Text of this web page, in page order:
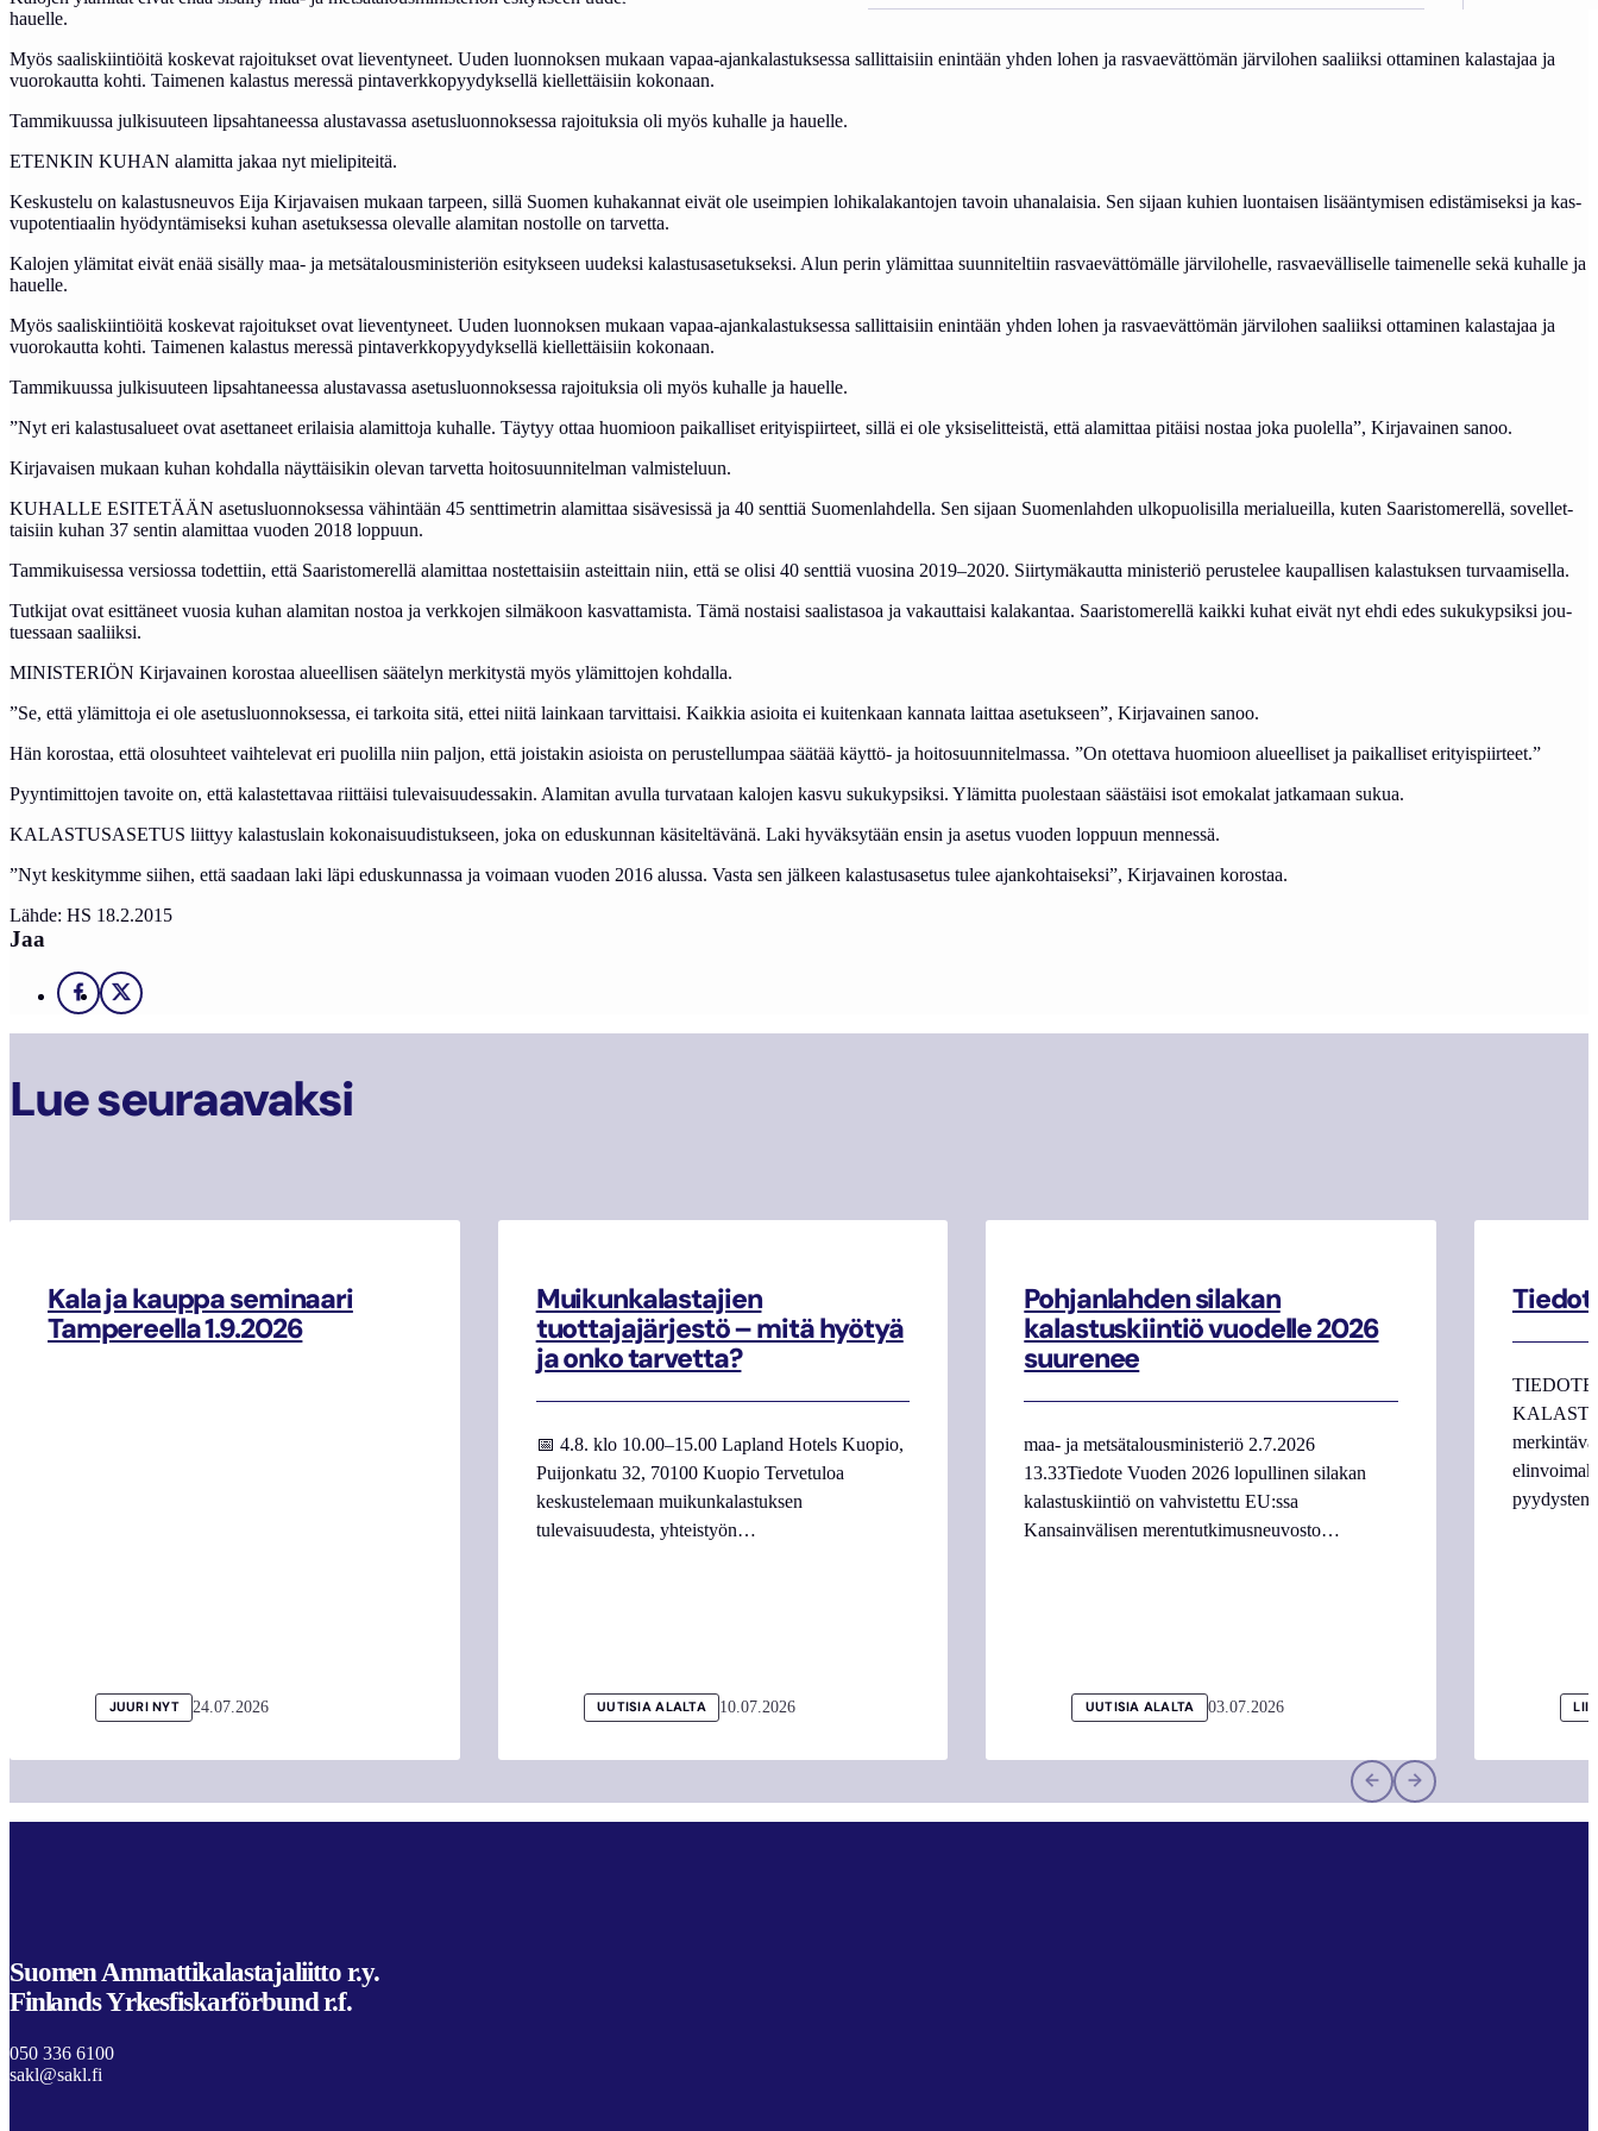
hauel­le.
Myös saa­lis­kiin­tiöi­tä kos­ke­vat ra­joi­tuk­set ovat lie­ven­ty­neet. Uu­den luon­nok­sen mu­kaan va­paa-ajan­ka­las­tuk­ses­sa sal­lit­tai­siin enin­tään yh­den lo­hen ja ras­va­evät­tö­män jär­vi­lo­hen saa­liik­si ot­ta­mi­nen ka­las­ta­jaa ja
vuo­ro­kaut­ta koh­ti. Tai­me­nen ka­las­tus me­res­sä pin­ta­verk­ko­pyy­dyk­sel­lä kiel­let­täi­siin ko­ko­naan.
Tam­mi­kuus­sa jul­ki­suu­teen lip­sah­ta­nees­sa alus­ta­vas­sa ase­tus­luon­nok­ses­sa ra­joi­tuk­sia oli myös ku­hal­le ja hauel­le.
ETEN­KIN KU­HAN ala­mit­ta ja­kaa nyt mie­li­pi­tei­tä.
Kes­kus­te­lu on ka­las­tus­neu­vos Eija Kirjavaisen mu­kaan tar­peen, sil­lä Suo­men ku­ha­kan­nat ei­vät ole useim­pien lo­hi­ka­la­kan­to­jen ta­voin uha­na­lai­sia. Sen si­jaan ku­hien luon­tai­sen li­sään­ty­mi­sen edis­tä­mi­sek­si ja kas­
vu­po­ten­tiaa­lin hyö­dyn­tä­mi­sek­si ku­han ase­tuk­ses­sa ole­val­le ala­mi­tan nos­tol­le on tar­vet­ta.
Ka­lo­jen ylä­mi­tat ei­vät enää si­säl­ly maa- ja met­sä­ta­lous­mi­nis­te­riön esi­tyk­seen uu­dek­si ka­las­tu­sa­se­tuk­sek­si. Alun pe­rin ylä­mit­taa suun­ni­tel­tiin ras­va­evät­tö­mäl­le jär­vi­lo­hel­le, ras­va­eväl­li­sel­le tai­me­nel­le se­kä ku­hal­le ja
hauel­le.
Myös saa­lis­kiin­tiöi­tä kos­ke­vat ra­joi­tuk­set ovat lie­ven­ty­neet. Uu­den luon­nok­sen mu­kaan va­paa-ajan­ka­las­tuk­ses­sa sal­lit­tai­siin enin­tään yh­den lo­hen ja ras­va­evät­tö­män jär­vi­lo­hen saa­liik­si ot­ta­mi­nen ka­las­ta­jaa ja
vuo­ro­kaut­ta koh­ti. Tai­me­nen ka­las­tus me­res­sä pin­ta­verk­ko­pyy­dyk­sel­lä kiel­let­täi­siin ko­ko­naan.
Tam­mi­kuus­sa jul­ki­suu­teen lip­sah­ta­nees­sa alus­ta­vas­sa ase­tus­luon­nok­ses­sa ra­joi­tuk­sia oli myös ku­hal­le ja hauel­le.
”Nyt eri ka­las­tus­alueet ovat aset­ta­neet eri­lai­sia ala­mit­to­ja ku­hal­le. Täy­tyy ot­taa huo­mioon pai­kal­li­set eri­tyis­piir­teet, sil­lä ei ole yk­si­se­lit­teis­tä, et­tä ala­mit­taa pi­täi­si nos­taa jo­ka puo­lel­la”, Kir­ja­vai­nen sa­noo.
Kir­ja­vai­sen mu­kaan ku­han koh­dal­la näyt­täi­si­kin ole­van tar­vet­ta hoi­to­suun­ni­tel­man val­mis­te­luun.
KU­HAL­LE ESI­TE­TÄÄN ase­tus­luon­nok­ses­sa vä­hin­tään 45 sent­ti­met­rin ala­mit­taa si­sä­ve­sis­sä ja 40 sent­tiä Suo­men­lah­del­la. Sen si­jaan Suo­men­lah­den ul­ko­puo­li­sil­la me­ria­lueil­la, ku­ten Saa­ris­to­me­rel­lä, so­vel­let­
tai­siin ku­han 37 sen­tin ala­mit­taa vuo­den 2018 lop­puun.
Tam­mi­kui­ses­sa ver­sios­sa to­det­tiin, et­tä Saa­ris­to­me­rel­lä ala­mit­taa nos­tet­tai­siin as­teit­tain niin, et­tä se oli­si 40 sent­tiä vuo­si­na 2019–2020. Siir­ty­mä­kaut­ta mi­nis­te­riö pe­rus­te­lee kau­pal­li­sen ka­las­tuk­sen tur­vaa­mi­sel­la.
Tut­ki­jat ovat esit­tä­neet vuo­sia ku­han ala­mi­tan nos­toa ja verk­ko­jen sil­mä­koon kas­vat­ta­mis­ta. Tä­mä nos­tai­si saa­lis­ta­soa ja va­kaut­tai­si ka­la­kan­taa. Saa­ris­to­me­rel­lä kaik­ki ku­hat ei­vät nyt eh­di edes su­ku­kyp­sik­si jou­
tues­saan saa­liik­si.
MI­NIS­TE­RIÖN Kir­ja­vai­nen ko­ros­taa alueel­li­sen sää­te­lyn mer­ki­tys­tä myös ylä­mit­to­jen koh­dal­la.
”Se, et­tä ylä­mit­to­ja ei ole ase­tus­luon­nok­ses­sa, ei tar­koi­ta si­tä, et­tei nii­tä lain­kaan tar­vit­tai­si. Kaik­kia asioi­ta ei kui­ten­kaan kan­na­ta lait­taa ase­tuk­seen”, Kir­ja­vai­nen sa­noo.
Hän ko­ros­taa, et­tä olo­suh­teet vaih­te­le­vat eri puo­lil­la niin pal­jon, et­tä jois­ta­kin asiois­ta on pe­rus­tel­lum­paa sää­tää käyt­tö- ja hoi­to­suun­ni­tel­mas­sa. ”On otet­ta­va huo­mioon alueel­li­set ja pai­kal­li­set eri­tyis­piir­teet.”
Pyyn­ti­mit­to­jen ta­voi­te on, et­tä ka­las­tet­ta­vaa riit­täi­si tu­le­vai­suu­des­sa­kin. Ala­mi­tan avul­la tur­va­taan ka­lo­jen kas­vu su­ku­kyp­sik­si. Ylä­mit­ta puo­les­taan sääs­täi­si isot emo­ka­lat jat­ka­maan su­kua.
KA­LAS­TUS­ASE­TUS liit­tyy ka­las­tus­lain ko­ko­nai­suu­dis­tuk­seen, jo­ka on edus­kun­nan kä­si­tel­tä­vä­nä. La­ki hy­väk­sy­tään en­sin ja ase­tus vuo­den lop­puun men­nes­sä.
”Nyt kes­ki­tym­me sii­hen, et­tä saa­daan la­ki lä­pi edus­kun­nas­sa ja voi­maan vuo­den 2016 alus­sa. Vas­ta sen jäl­keen ka­las­tus­ase­tus tu­lee ajan­koh­tai­sek­si”, Kir­ja­vai­nen ko­ros­taa.
Lähde: HS 18.2.2015
Jaa
Facebook
X
Lue seuraavaksi
Kala ja kauppa seminaari
Tampereella 1.9.2026
JUURI NYT 24.07.2026
Muikunkalastajien
tuottajajärjestö – mitä hyötyä
ja onko tarvetta?
📅 4.8. klo 10.00–15.00 Lapland Hotels Kuopio,
Puijonkatu 32, 70100 Kuopio Tervetuloa
keskustelemaan muikunkalastuksen
tulevaisuudesta, yhteistyön…
UUTISIA ALALTA 10.07.2026
Pohjanlahden silakan
kalastuskiintiö vuodelle 2026
suurenee
maa- ja metsätalousministeriö 2.7.2026
13.33Tiedote Vuoden 2026 lopullinen silakan
kalastuskiintiö on vahvistettu EU:ssa
Kansainvälisen merentutkimusneuvosto…
UUTISIA ALALTA 03.07.2026
pyydysten
Suomen Ammattikalastajaliitto r.y.
Finlands Yrkesfiskarförbund r.f.
050 336 6100
sakl@sakl.fi